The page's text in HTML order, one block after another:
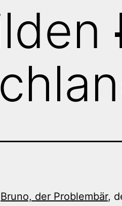
Bruno, der Problembär,